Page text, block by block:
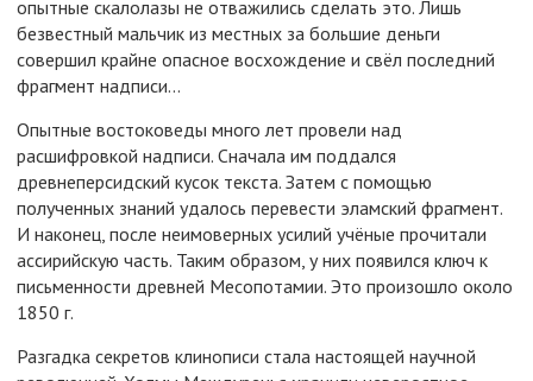
опытные скалолазы не отважились сделать это. Лишь
безвестный мальчик из местных за большие деньги
совершил крайне опасное восхождение и свёл последний
фрагмент надписи...
Опытные востоковеды много лет провели над
расшифровкой надписи. Сначала им поддался
древнеперсидский кусок текста. Затем с помощью
полученных знаний удалось перевести эламский фрагмент.
И наконец, после неимоверных усилий учёные прочитали
ассирийскую часть. Таким образом, у них появился ключ к
письменности древней Месопотамии. Это произошло около
1850 г.
Разгадка секретов клинописи стала настоящей научной